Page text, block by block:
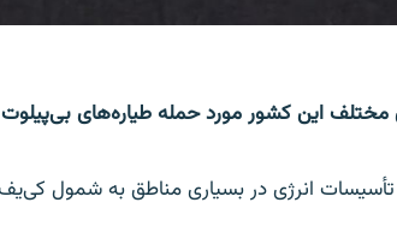
این کشور مورد حمله طیاره‌های
تأسیسات انرژی در بسیاری مناطق به شمول